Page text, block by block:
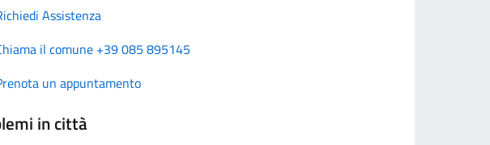
Assistenza
il comune +39 085 895145
un appuntamento
in città